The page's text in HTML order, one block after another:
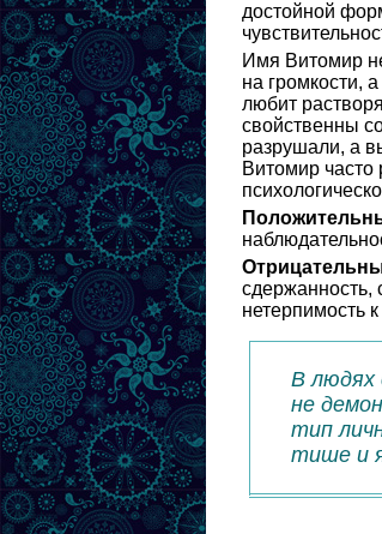
достойной
Имя Витомир
на громкости,
любит
свойственны
разрушали, а
Витомир часто
сдержанность,
нетерпимость
В людях
не
тип
тише и